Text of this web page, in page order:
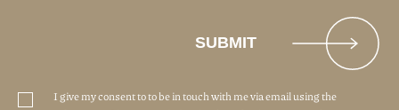
I give my consent to to be in touch with me via email using the